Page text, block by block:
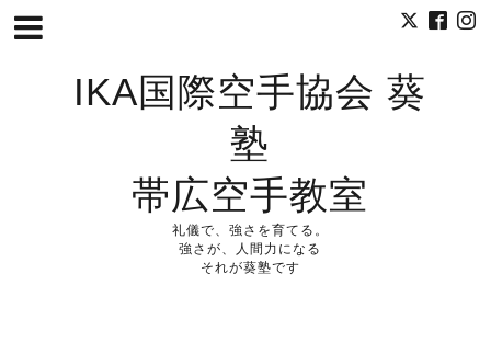
IKA国際空手協会 葵
塾
帯広空手教室
礼儀で、強さを育てる。
強さが、人間力になる
それが葵塾です